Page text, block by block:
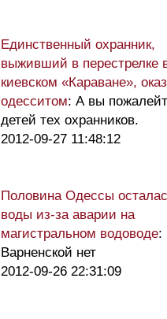
Единственный охранник,
выживший в перестрелке
киевском «Караване»,
одесситом: А вы
детей тех охранников.
2012-09-27 11:48:12
Половина Одессы
воды из-за аварии на
магистральном водоводе:
Варненской нет
2012-09-26 22:31:09